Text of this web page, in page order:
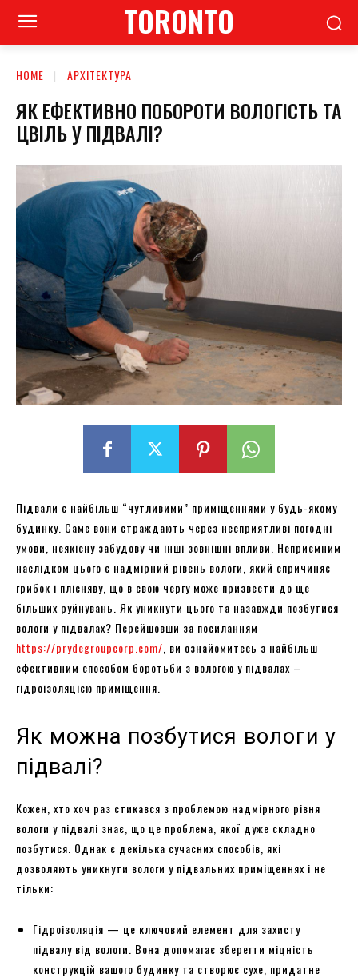
TORONTO
HOME АРХІТЕКТУРА
ЯК ЕФЕКТИВНО ПОБОРОТИ ВОЛОГІСТЬ ТА
ЦВІЛЬ У ПІДВАЛІ?
Підвали є найбільш “чутливими” приміщеннями у будь-якому
будинку. Саме вони страждають через несприятливі погодні
умови, неякісну забудову чи інші зовнішні впливи. Неприємним
наслідком цього є надмірний рівень вологи, який спричиняє
грибок і плісняву, що в свою чергу може призвести до ще
більших руйнувань. Як уникнути цього та назавжди позбутися
вологи у підвалах? Перейшовши за посиланням
https://prydegroupcorp.com/ , ви ознайомитесь з найбільш
ефективним способом боротьби з вологою у підвалах –
гідроізоляцією приміщення.
Як можна позбутися вологи у
підвалі?
Кожен, хто хоч раз стикався з проблемою надмірного рівня
вологи у підвалі знає, що це проблема, якої дуже складно
позбутися. Однак є декілька сучасних способів, які
дозволяють уникнути вологи у підвальних приміщеннях і не
тільки:
Гідроізоляція — це ключовий елемент для захисту
підвалу від вологи. Вона допомагає зберегти міцність
конструкцій вашого будинку та створює сухе, придатне